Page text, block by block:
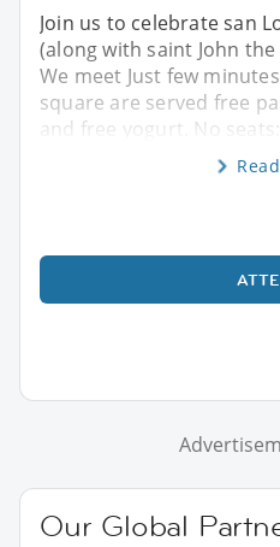
Join us to celebrate san
(along with saint John
We meet Just few
square are served free
and free yogurt. No
Our Global